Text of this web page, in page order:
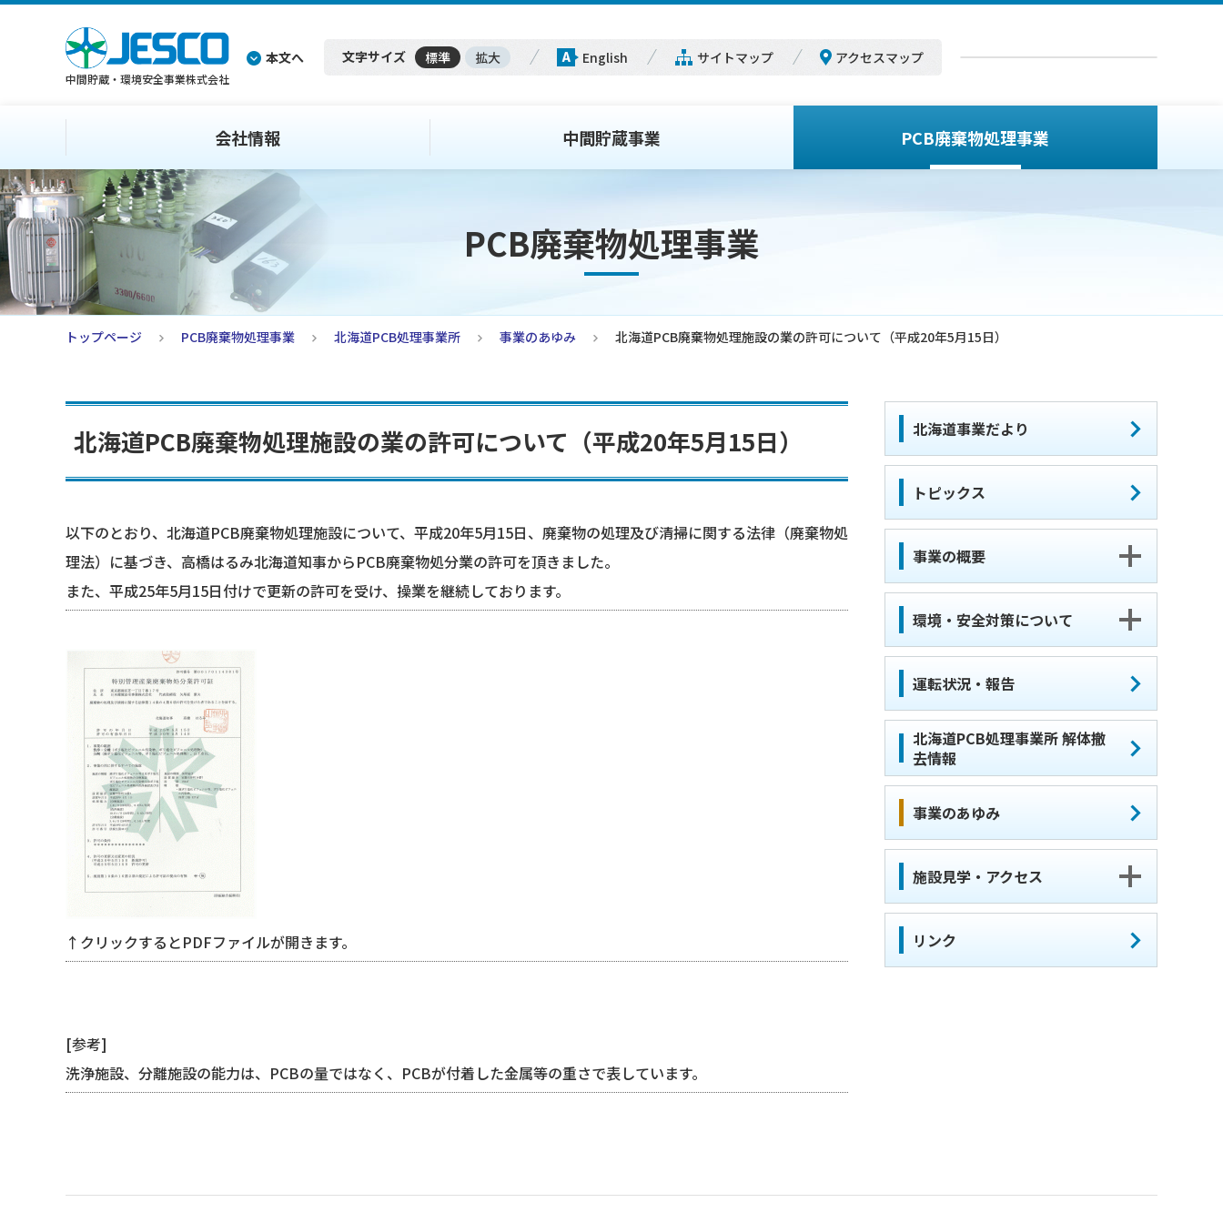
中間貯蔵・環境安全事業株式会社
本文へ 文字サイズ 標準 拡大 English サイトマップ アクセスマップ
会社情報 中間貯蔵事業 PCB廃棄物処理事業
PCB廃棄物処理事業
トップページ PCB廃棄物処理事業 北海道PCB処理事業所 事業のあゆみ 北海道PCB廃棄物処理施設の業の許可について（平成20年5月15日）
北海道PCB廃棄物処理施設の業の許可について（平成20年5月15日）
以下のとおり、北海道PCB廃棄物処理施設について、平成20年5月15日、廃棄物の処理及び清掃に関する法律（廃棄物処
理法）に基づき、高橋はるみ北海道知事からPCB廃棄物処分業の許可を頂きました。
また、平成25年5月15日付けで更新の許可を受け、操業を継続しております。
↑クリックするとPDFファイルが開きます。
[参考]
洗浄施設、分離施設の能力は、PCBの量ではなく、PCBが付着した金属等の重さで表しています。
北海道事業だより
トピックス
事業の概要
環境・安全対策について
運転状況・報告
北海道PCB処理事業所 解体撤
去情報
事業のあゆみ
施設見学・アクセス
リンク